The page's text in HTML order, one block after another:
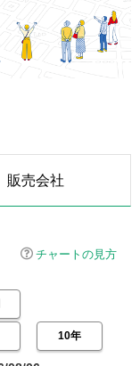
販売会社